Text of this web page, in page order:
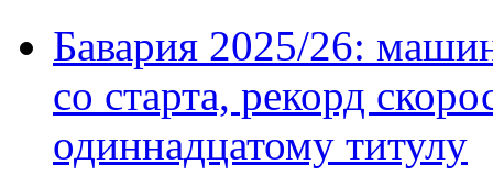
Бавария 2025/26:
со старта, рекорд
одиннадцатому титулу